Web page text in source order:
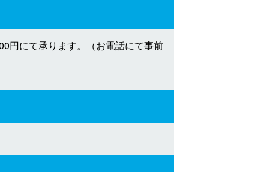
円にて承ります。（お電話にて事前